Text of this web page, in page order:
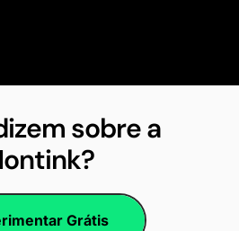
sobre a
Grátis